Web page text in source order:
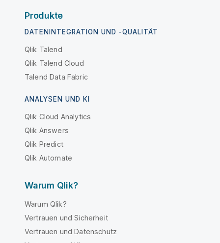
Produkte
DATENINTEGRATION UND -QUALITÄT
Qlik Talend
Qlik Talend Cloud
Talend Data Fabric
ANALYSEN UND KI
Qlik Cloud Analytics
Qlik Answers
Qlik Predict
Qlik Automate
Warum Qlik?
Warum Qlik?
Vertrauen und Sicherheit
Vertrauen und Datenschutz